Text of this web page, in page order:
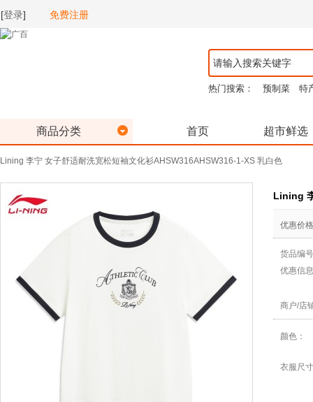
[登录] 免费注册
热门搜索： 预制菜 特
商品分类 首页 超市鲜选
Lining 李宁 女子舒适耐洗宽松短袖文化衫AHSW316AHSW316-1-XS 乳白色
Lining
优惠价
货品编
优惠信
商户/店
颜色：
衣服尺